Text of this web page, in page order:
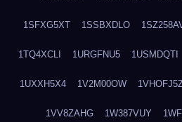
1SFXG5XT 1SSBXDLO
1TQ4XCLI 1URGFNU5 1USMDQTI
1UXXH5X4 1V2M00OW
1VV8ZAHG 1W387VUY